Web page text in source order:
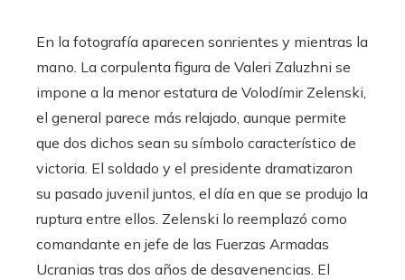
En la fotografía aparecen sonrientes y mientras la
mano. La corpulenta figura de Valeri Zaluzhni se
impone a la menor estatura de Volodímir Zelenski,
el general parece más relajado, aunque permite
que dos dichos sean su símbolo característico de
victoria. El soldado y el presidente dramatizaron
su pasado juvenil juntos, el día en que se produjo la
ruptura entre ellos. Zelenski lo reemplazó como
comandante en jefe de las Fuerzas Armadas
Ucranias tras dos años de desavenencias. El